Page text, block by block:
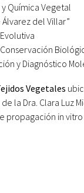
Química Vegetal
del Villar”
y Diagnóstico
Vegetales
de la Dra. Clara
propagación in